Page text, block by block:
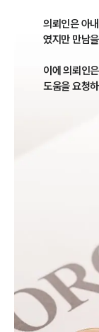
의뢰인은 아
였지만 만남
이에 의뢰인
도움을 요청